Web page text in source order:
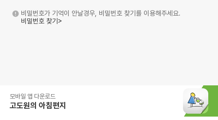
비밀번호가 기억이 안날경우, 비밀번호 찾기를 이용해주세요.
비밀번호 찾기>
모바일 앱 다운로드
고도원의 아침편지